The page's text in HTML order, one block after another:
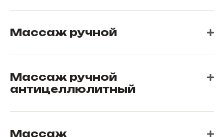
Массаж ручной
Массаж ручной
антицеллюлитный
Массаж